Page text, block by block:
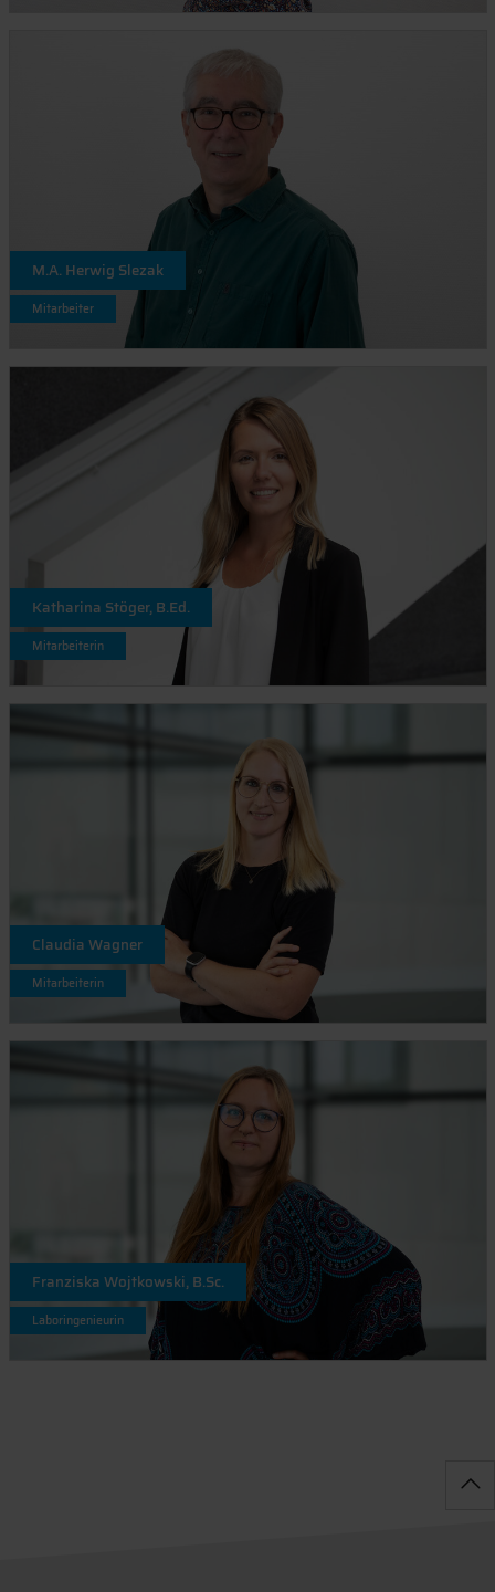
M.A. Herwig Slezak
Mitarbeiter
Katharina Stöger, B.Ed.
Mitarbeiterin
Claudia Wagner
Mitarbeiterin
Franziska Wojtkowski, B.Sc.
Laboringenieurin